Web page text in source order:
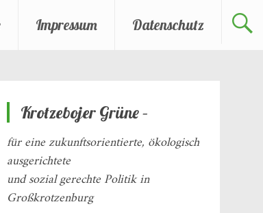
Impressum Datenschutz
Krotzebojer Grüne –
für eine zukunftsorientierte, ökologisch
ausgerichtete
und sozial gerechte Politik in
Großkrotzenburg